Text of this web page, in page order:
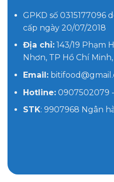
GPKD số 0315177096
cấp ngày 20/07/2018
Địa chỉ:143/19 Phạm
Nhơn, TP Hồ Chí
Email:
Hotline:0907502079
STK: 9907968 Ngân